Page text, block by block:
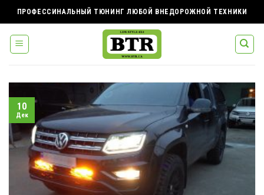
to
content
ПРОФЕССИНАЛЬНЫЙ ТЮНИНГ ЛЮБОЙ ВНЕДОРОЖНОЙ ТЕХНИКИ
10
Дек